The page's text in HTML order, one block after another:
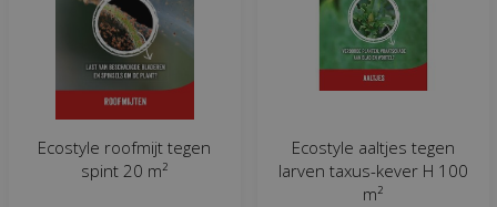
Ecostyle roofmijt tegen
spint 20 m²
Ecostyle aaltjes tegen
larven taxus-kever H 100
m²